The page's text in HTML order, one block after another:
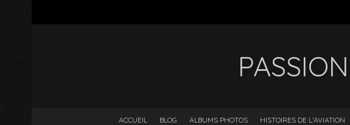
ACCUEIL BLOG ALBUMS PHOTOS HISTOIRES DE L’AVIATION